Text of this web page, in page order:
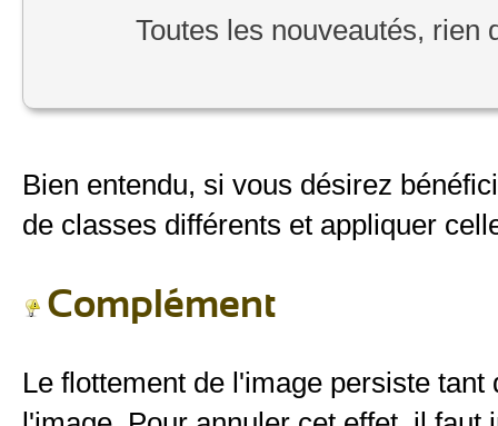
Toutes les nouveautés, rien
Bien entendu, si vous désirez
de classes différents et appliquer
Complément
Le flottement de l'image persiste